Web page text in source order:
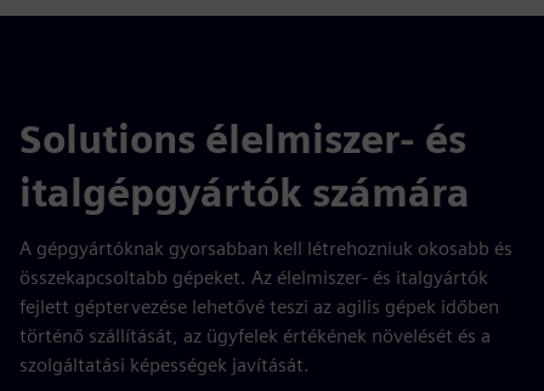
Solutions élelmiszer- és
italgépgyártók számára
A gépgyártóknak gyorsabban kell létrehozniuk okosabb és
összekapcsoltabb gépeket. Az élelmiszer- és italgyártók
fejlett géptervezése lehetővé teszi az agilis gépek időben
történő szállítását, az ügyfelek értékének növelését és a
szolgáltatási képességek javítását.